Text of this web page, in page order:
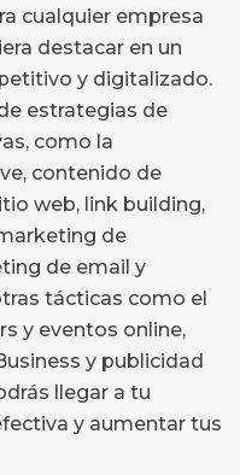
cualquier empresa
destacar en un
y digitalizado.
estrategias de
como la
contenido de
web, link building,
de
de email y
tácticas como el
y eventos online,
y publicidad
llegar a tu
y aumentar tus